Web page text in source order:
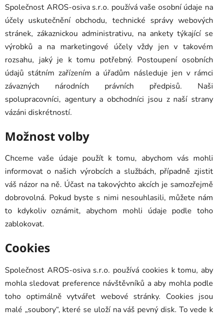
Společnost AROS-osiva s.r.o. používá vaše osobní údaje na
účely uskutečnění obchodu, technické správy webových
stránek, zákaznickou administrativu, na ankety týkající se
výrobků a na marketingové účely vždy jen v takovém
rozsahu, jaký je k tomu potřebný. Postoupení osobních
údajů státním zařízením a úřadům následuje jen v rámci
závazných národních právních předpisů. Naši
spolupracovníci, agentury a obchodníci jsou z naší strany
vázáni diskrétností.
Možnost volby
Chceme vaše údaje použít k tomu, abychom vás mohli
informovat o našich výrobcích a službách, případně zjistit
váš názor na ně. Účast na takovýchto akcích je samozřejmě
dobrovolná. Pokud byste s nimi nesouhlasili, můžete nám
to kdykoliv oznámit, abychom mohli údaje podle toho
zablokovat.
Cookies
Společnost AROS-osiva s.r.o. používá cookies k tomu, aby
mohla sledovat preference návštěvníků a aby mohla podle
toho optimálně vytvářet webové stránky. Cookies jsou
malé „soubory“, které se uloží na váš pevný disk. To vede k